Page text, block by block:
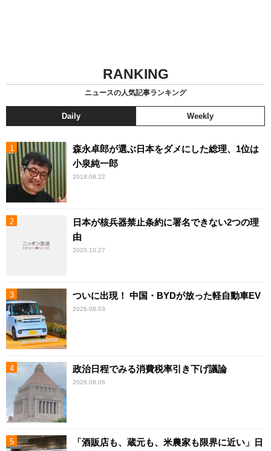
RANKING
ニュースの人気記事ランキング
Daily Weekly
森永卓郎が選ぶ日本をダメにした総理、1位は
小泉純一郎
2018.08.22
日本が核兵器禁止条約に署名できない2つの理
由
2020.10.27
ついに出現！ 中国・BYDが放った軽自動車EV
2026.08.03
政治日程でみる消費税率引き下げ議論
2026.08.06
「酒販店も、蔵元も、米農家も限界に近い」日